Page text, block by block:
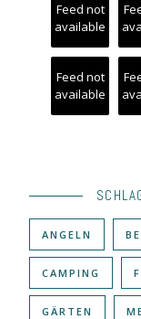
Feed not
available
Feed not
available
ANGELN
CAMPING
GÄRTEN